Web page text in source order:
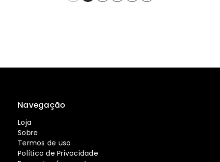
Navegação
Loja
Sobre
Termos de uso
Política de Privacidade